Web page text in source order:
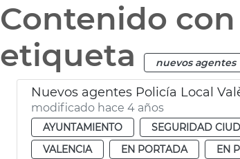
Contenido
etiqueta
nuevos agentes
Nuevos agentes Policía Local
modificado hace 4 años
AYUNTAMIENTO SEGURIDAD
VALENCIA
EN PORTADA EN